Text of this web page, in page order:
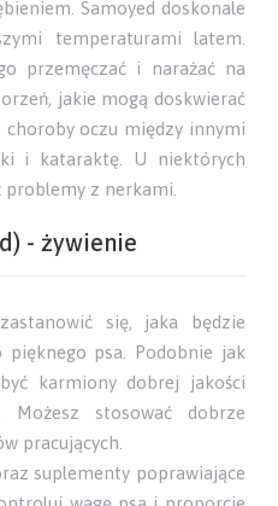
Zdjęcie hodowli
- choroby
zdrowych i odpornych. Pies
Uwagę jednak należy
Samoyed doskonale
temperaturami latem.
przemęczać i narażać na
jakie mogą doskwierać
choroby oczu między innymi
i kataraktę. U niektórych